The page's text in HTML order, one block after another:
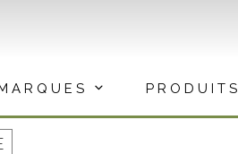
PRODUITS